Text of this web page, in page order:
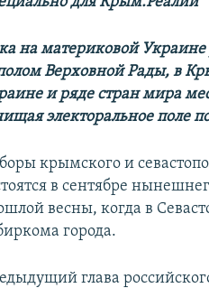
на материковой Украине
Верховной Рады, в
и ряде стран мира
электоральное поле
крымского и
в сентябре
весны, когда в
города.
глава